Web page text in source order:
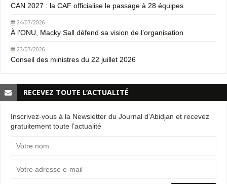
CAN 2027 : la CAF officialise le passage à 28 équipes
24/07/2026
À l’ONU, Macky Sall défend sa vision de l’organisation
23/07/2026
Conseil des ministres du 22 juillet 2026
RECEVEZ TOUTE L’ACTUALITÉ
Inscrivez-vous à la Newsletter du Journal d'Abidjan et recevez
gratuitement toute l’actualité